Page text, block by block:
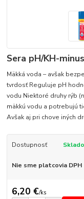
Sera pH/KH-
Mäkká voda – avšak
tvrdosť Reguluje pH
vodu Niektoré druhy rýb
mäkkú vodu a potrebujú
Avšak aj pri chove iných
Dostupnosť
Nie sme platcovia DPH
6,20 €/ks